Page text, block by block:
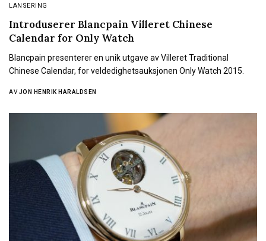
LANSERING
Introduserer Blancpain Villeret Chinese
Calendar for Only Watch
Blancpain presenterer en unik utgave av Villeret Traditional
Chinese Calendar, for veldedighetsauksjonen Only Watch 2015.
AV JON HENRIK HARALDSEN